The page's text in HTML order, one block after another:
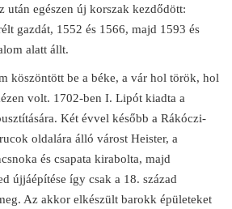
után egészen új korszak kezdődött:
gazdát, 1552 és 1566, majd 1593 és
alatt állt.
köszöntött be a béke, a vár hol török, hol
volt. 1702-ben I. Lipót kiadta a
Két évvel később a Rákóczi-
oldalára álló várost Heister, a
és csapata kirabolta, majd
újjáépítése így csak a 18. század
Az akkor elkészült barokk épületeket